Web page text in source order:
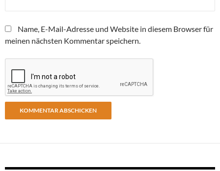
Name, E-Mail-Adresse und Website in diesem Browser für
meinen nächsten Kommentar speichern.